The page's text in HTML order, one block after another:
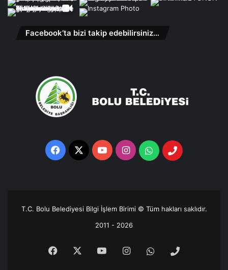
Facebook’ta bizi takip edebilirsiniz…
Facebook
X YouTubeInstagramWhatsappTelefon
T.C. Bolu Belediyesi Bilgi İşlem Birimi © Tüm hakları saklıdır.
2011 - 2026
Facebook YouTubeInstagramWhatsappTelefon